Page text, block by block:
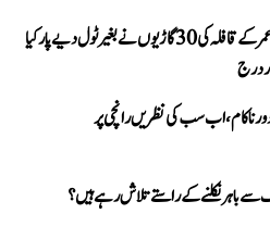
عتیق احمد کے بیٹے عمر کے قافلہ کی 30 گاڑیوں نے بغیر ٹول دیے پار کیا
درج
ناکام، اب سب کی نظریں رانچی پر
باہر نکلنے کے راستے تلاش رہے ہیں؟